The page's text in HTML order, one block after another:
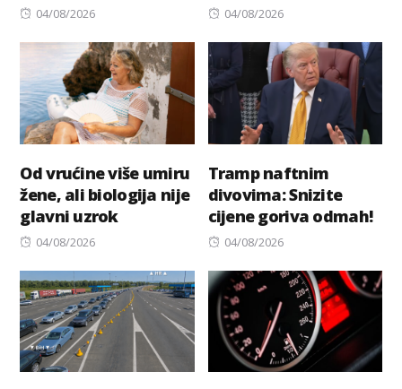
Posted
04/08/2026
Posted
04/08/2026
Od vrućine više umiru
žene, ali biologija nije
glavni uzrok
Posted
04/08/2026
Tramp naftnim
divovima: Snizite
cijene goriva odmah!
Posted
04/08/2026